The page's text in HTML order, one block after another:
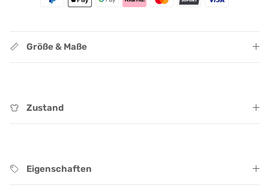
Größe & Maße
Zustand
Eigenschaften